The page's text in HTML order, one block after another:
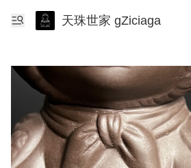
天珠世家 gZiciaga